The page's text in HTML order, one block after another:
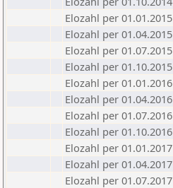
Elozahl per 01.01.2015
Elozahl per 01.04.2015
Elozahl per 01.07.2015
Elozahl per 01.10.2015
Elozahl per 01.01.2016
Elozahl per 01.04.2016
Elozahl per 01.07.2016
Elozahl per 01.10.2016
Elozahl per 01.01.2017
Elozahl per 01.04.2017
Elozahl per 01.07.2017